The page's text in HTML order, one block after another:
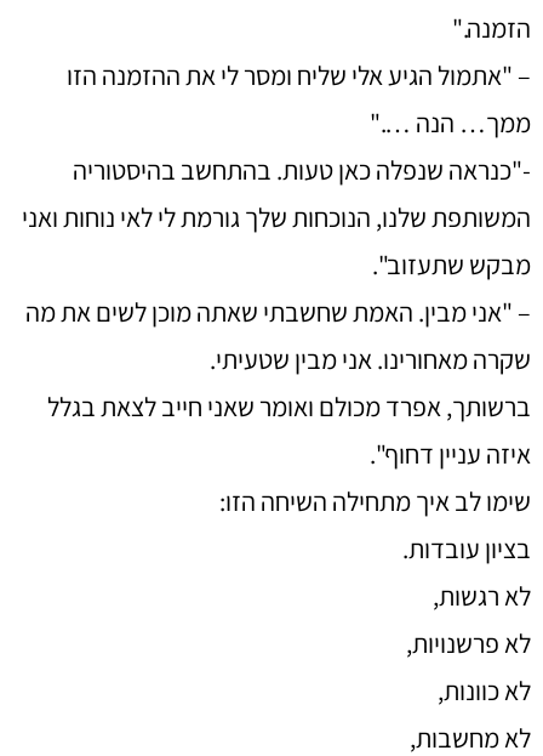
הזמנה."
– "אתמול הגיע אלי שליח ומסר לי את ההזמנה הזו
ממך… הנה …."
-"כנראה שנפלה כאן טעות. בהתחשב בהיסטוריה
המשותפת שלנו, הנוכחות שלך גורמת לי לאי נוחות ואני
מבקש שתעזוב".
– "אני מבין. האמת שחשבתי שאתה מוכן לשים את מה
שקרה מאחורינו. אני מבין שטעיתי.
ברשותך, אפרד מכולם ואומר שאני חייב לצאת בגלל
איזה עניין דחוף".
שימו לב איך מתחילה השיחה הזו:
בציון עובדות.
לא רגשות,
לא פרשנויות,
לא כוונות,
לא מחשבות,